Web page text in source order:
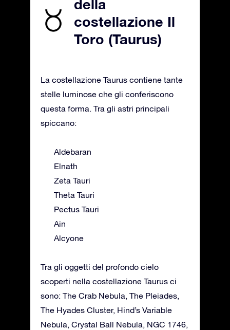
della
costellazione Il
Toro (Taurus)
La costellazione Taurus contiene tante
stelle luminose che gli conferiscono
questa forma. Tra gli astri principali
spiccano:
Aldebaran
Elnath
Zeta Tauri
Theta Tauri
Pectus Tauri
Ain
Alcyone
Tra gli oggetti del profondo cielo
scoperti nella costellazione Taurus ci
sono: The Crab Nebula, The Pleiades,
The Hyades Cluster, Hind’s Variable
Nebula, Crystal Ball Nebula, NGC 1746,